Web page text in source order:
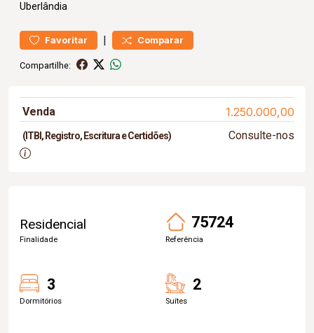
Uberlândia
Favoritar | Comparar
Compartilhe:
Venda 1.250.000,00
(ITBI, Registro, Escritura e Certidões) Consulte-nos
Residencial
Finalidade
75724
Referência
3
Dormitórios
2
Suítes